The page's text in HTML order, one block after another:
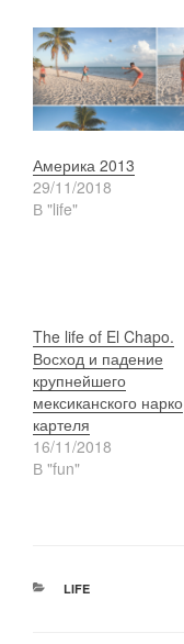
Америка 2013
29/11/2018
В "life"
The life of El Chapo.
Восход и падение
крупнейшего
мексиканского нарко
картеля
16/11/2018
В "fun"
РУБРИКИ
LIFE